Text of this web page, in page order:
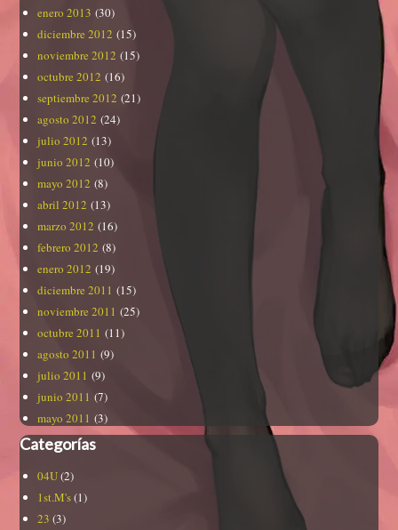
enero 2013 (30)
diciembre 2012 (15)
noviembre 2012 (15)
octubre 2012 (16)
septiembre 2012 (21)
agosto 2012 (24)
julio 2012 (13)
junio 2012 (10)
mayo 2012 (8)
abril 2012 (13)
marzo 2012 (16)
febrero 2012 (8)
enero 2012 (19)
diciembre 2011 (15)
noviembre 2011 (25)
octubre 2011 (11)
agosto 2011 (9)
julio 2011 (9)
junio 2011 (7)
mayo 2011 (3)
Categorías
04U(2)
1st.M's(1)
23 (3)